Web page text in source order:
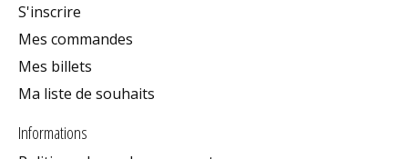
S'inscrire
Mes commandes
Mes billets
Ma liste de souhaits
Informations